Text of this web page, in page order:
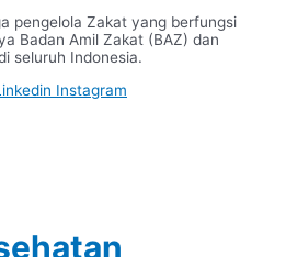
pengelola Zakat yang berfungsi
Badan Amil Zakat (BAZ) dan
seluruh Indonesia.
Instagram